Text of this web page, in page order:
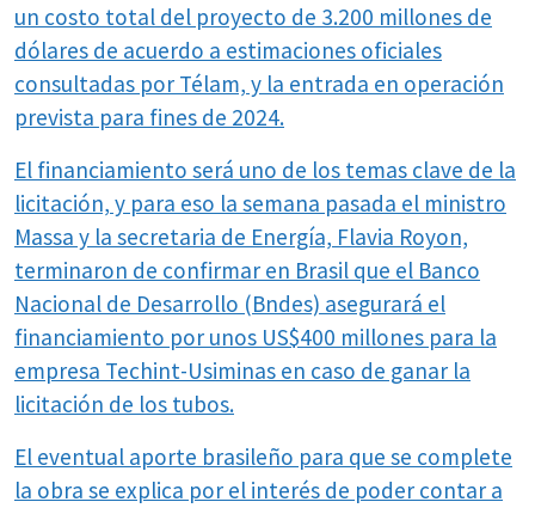
un costo total del proyecto de 3.200 millones de
dólares de acuerdo a estimaciones oficiales
consultadas por Télam, y la entrada en operación
prevista para fines de 2024.
El financiamiento será uno de los temas clave de la
licitación, y para eso la semana pasada el ministro
Massa y la secretaria de Energía, Flavia Royon,
terminaron de confirmar en Brasil que el Banco
Nacional de Desarrollo (Bndes) asegurará el
financiamiento por unos US$400 millones para la
empresa Techint-Usiminas en caso de ganar la
licitación de los tubos.
El eventual aporte brasileño para que se complete
la obra se explica por el interés de poder contar a